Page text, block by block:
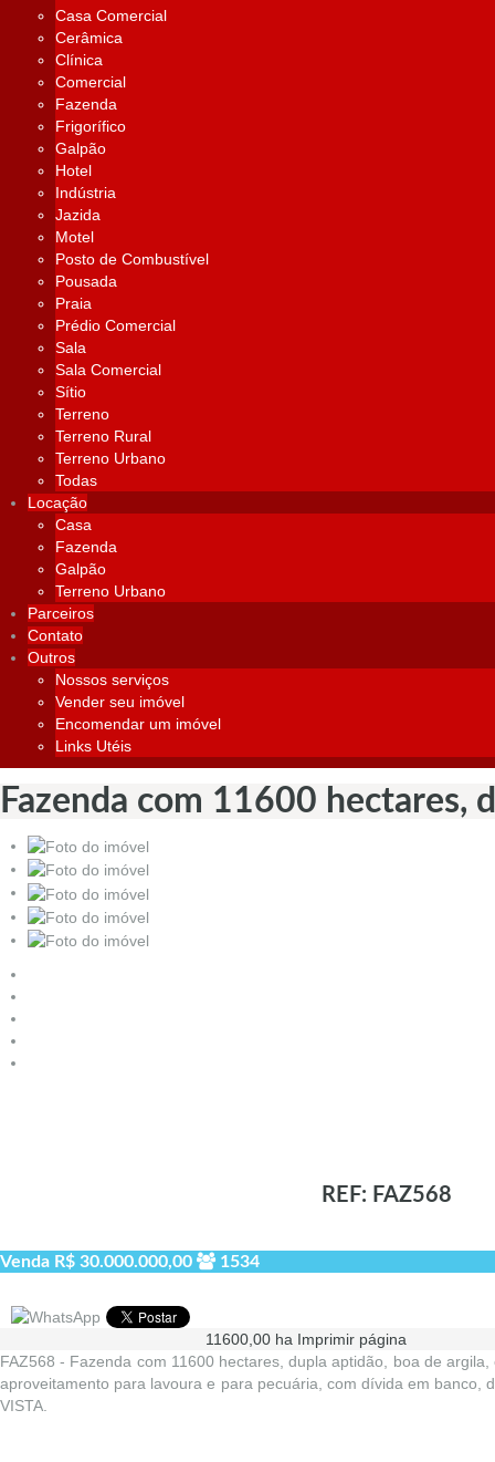
Casa Comercial
Cerâmica
Clínica
Comercial
Fazenda
Frigorífico
Galpão
Hotel
Indústria
Jazida
Motel
Posto de Combustível
Pousada
Praia
Prédio Comercial
Sala
Sala Comercial
Sítio
Terreno
Terreno Rural
Terreno Urbano
Todas
Locação
Casa
Fazenda
Galpão
Terreno Urbano
Parceiros
Contato
Outros
Nossos serviços
Vender seu imóvel
Encomendar um imóvel
Links Utéis
Fazenda com 11600 hectares,
REF: FAZ568
Venda R$ 30.000.000,00 1534
11600,00 ha Imprimir página
FAZ568 - Fazenda com 11600 hectares, dupla aptidão, boa de
aproveitamento para lavoura e para pecuária, com dívida em banco,
VISTA.